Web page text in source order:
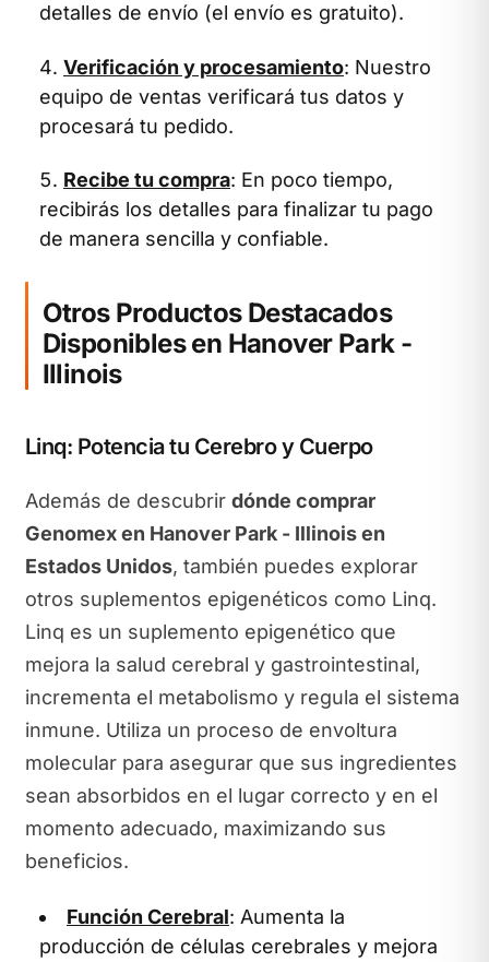
detalles de envío (el envío es gratuito).
Verificación y procesamiento: Nuestro
equipo de ventas verificará tus datos y
procesará tu pedido.
Recibe tu compra: En poco tiempo,
recibirás los detalles para finalizar tu pago
de manera sencilla y confiable.
Otros Productos Destacados
Disponibles en Hanover Park -
Illinois
Linq: Potencia tu Cerebro y Cuerpo
Además de descubrir dónde comprar
Genomex en Hanover Park - Illinois en
Estados Unidos, también puedes explorar
otros suplementos epigenéticos como Linq.
Linq es un suplemento epigenético que
mejora la salud cerebral y gastrointestinal,
incrementa el metabolismo y regula el sistema
inmune. Utiliza un proceso de envoltura
molecular para asegurar que sus ingredientes
sean absorbidos en el lugar correcto y en el
momento adecuado, maximizando sus
beneficios.
Función Cerebral: Aumenta la
producción de células cerebrales y mejora